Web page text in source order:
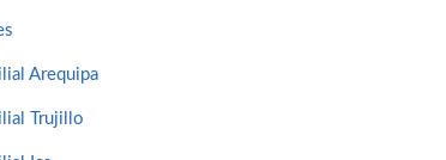
Arequipa
Trujillo